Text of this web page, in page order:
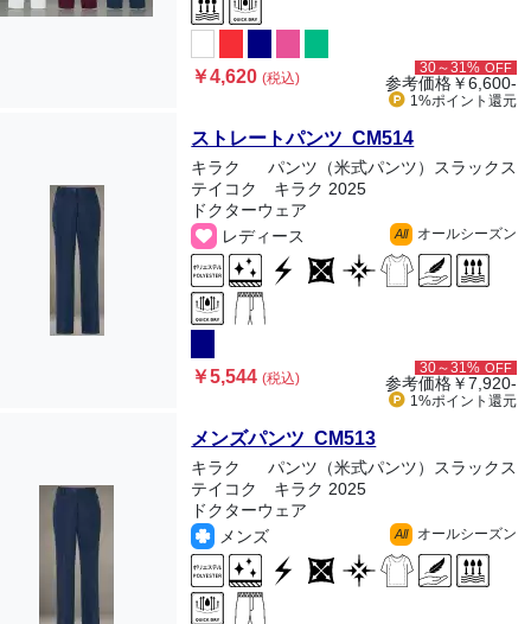
￥4,620(税込)
30～31% OFF
参考価格￥6,600-
1%ポイント 還元
ストレートパンツ CM514
キラク
パンツ（米式パンツ）スラックス
テイコク キラク 2025
ドクターウェア
レディース
All オールシーズン
￥5,544(税込)
30～31% OFF
参考価格￥7,920-
1%ポイント 還元
メンズパンツ CM513
キラク
パンツ（米式パンツ）スラックス
テイコク キラク 2025
ドクターウェア
メンズ
All オールシーズン